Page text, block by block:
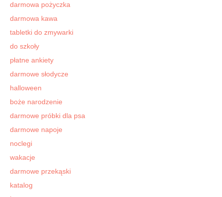
darmowa pożyczka
darmowa kawa
tabletki do zmywarki
do szkoły
płatne ankiety
darmowe słodycze
halloween
boże narodzenie
darmowe próbki dla psa
darmowe napoje
noclegi
wakacje
darmowe przekąski
katalog